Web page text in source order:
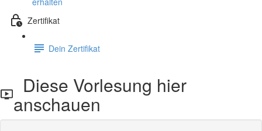
Zertifikat
Dein Zertifikat
Diese Vorlesung hier
anschauen